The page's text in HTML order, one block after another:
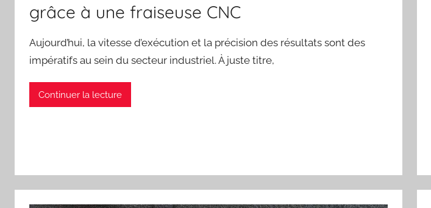
grâce à une fraiseuse CNC
Aujourd’hui, la vitesse d’exécution et la précision des résultats sont des
impératifs au sein du secteur industriel. À juste titre,
Continuer la lecture